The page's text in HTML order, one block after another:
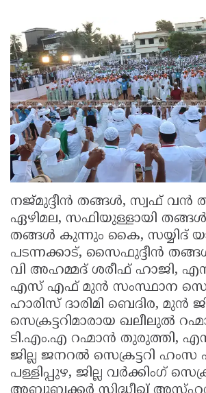
നജ്മുദ്ദീൻ തങ്ങൾ, സ്വഫ് വൻ
ഏഴിമല, സഫിയുള്ളായി
തങ്ങൾ കുന്നും കൈ, സയ്യിദ്
പടന്നക്കാട്, സൈഫുദ്ദീൻ
വി അഹമ്മദ് ശരീഫ് ഹാജി,
എസ് എഫ് മുൻ സംസ്ഥാന
ഹാരിസ് ദാരിമി ബെദിര, മുൻ
സെക്രട്ടറിമാരായ ഖലീലുൽ
ടി.എം.എ റഹ്മാൻ
ജില്ല ജനറൽ സെക്രട്ടറി ഹംസ
പള്ളിപ്പുഴ, ജില്ല വർക്കിംഗ്